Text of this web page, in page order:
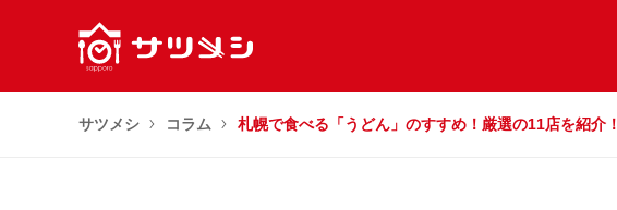
サツメシ コラム 札幌で食べる「うどん」のすすめ！厳選の11店を紹介！